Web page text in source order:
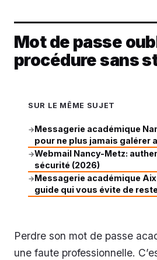
Mot de passe
procédure sans
SUR LE MÊME SUJET
→Messagerie académique
pour ne plus jamais galérer
→Webmail Nancy-Metz:
sécurité (2026)
→Messagerie académique
guide qui vous évite de
Perdre son mot de passe
une faute professionnelle.